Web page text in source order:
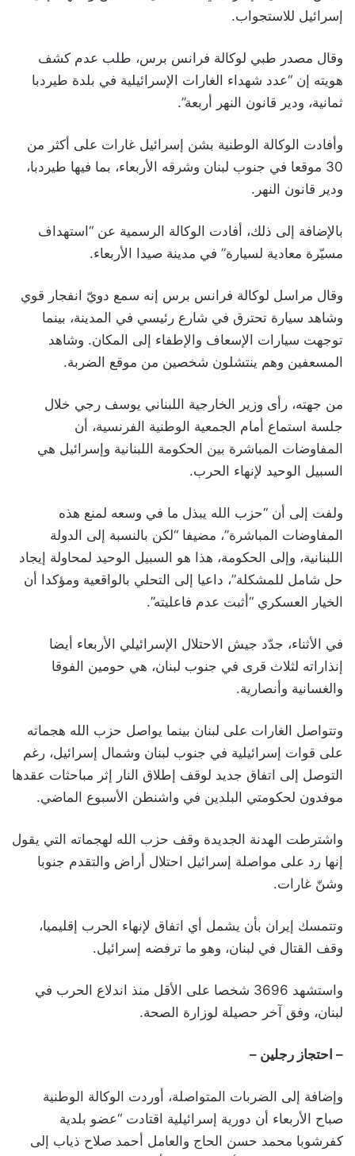
إسرائيل للاستجواب.
وقال مصدر طبي لوكالة فرانس برس، طلب عدم كشف
هويته إن “عدد شهداء الغارات الإسرائيلية في بلدة طيردبا
ثمانية، ودير قانون النهر أربعة”.
وأفادت الوكالة الوطنية بشن إسرائيل غارات على أكثر من
30 موقعا في جنوب لبنان وشرقه الأربعاء، بما فيها طيردبا،
ودير قانون النهر.
بالإضافة إلى ذلك، أفادت الوكالة الرسمية عن “استهداف
مسيّرة معادية لسيارة” في مدينة صيدا الأربعاء.
وقال مراسل لوكالة فرانس برس إنه سمع دويّ انفجار قوي
وشاهد سيارة تحترق في شارع رئيسي في المدينة، بينما
توجهت سيارات الإسعاف والإطفاء إلى المكان. وشاهد
المسعفين وهم ينتشلون شخصين من موقع الضربة.
من جهته، رأى وزير الخارجية اللبناني يوسف رجي خلال
جلسة استماع أمام الجمعية الوطنية الفرنسية، أن
المفاوضات المباشرة بين الحكومة اللبنانية وإسرائيل هي
السبيل الوحيد لإنهاء الحرب.
ولفت إلى أن “حزب الله يبذل ما في وسعه لمنع هذه
المفاوضات المباشرة”، مضيفا “لكن بالنسبة إلى الدولة
اللبنانية، وإلى الحكومة، هذا هو السبيل الوحيد لمحاولة إيجاد
حل شامل للمشكلة”، داعيا إلى التحلي بالواقعية ومؤكدا أن
الخيار العسكري “أثبت عدم فاعليته”.
في الأثناء، جدّد جيش الاحتلال الإسرائيلي الأربعاء أيضا
إنذاراته لثلاث قرى في جنوب لبنان، هي حومين الفوقا
والغسانية وأنصارية.
وتتواصل الغارات على لبنان بينما يواصل حزب الله هجماته
على قوات إسرائيلية في جنوب لبنان وشمال إسرائيل، رغم
التوصل إلى اتفاق جديد لوقف إطلاق النار إثر مباحثات عقدها
موفدون لحكومتي البلدين في واشنطن الأسبوع الماضي.
واشترطت الهدنة الجديدة وقف حزب الله لهجماته التي يقول
إنها رد على مواصلة إسرائيل احتلال أراض والتقدم جنوبا
وشنّ غارات.
وتتمسك إيران بأن يشمل أي اتفاق لإنهاء الحرب إقليميا،
وقف القتال في لبنان، وهو ما ترفضه إسرائيل.
واستشهد 3696 شخصا على الأقل منذ اندلاع الحرب في
لبنان، وفق آخر حصيلة لوزارة الصحة.
– احتجاز رجلين –
وإضافة إلى الضربات المتواصلة، أوردت الوكالة الوطنية
صباح الأربعاء أن دورية إسرائيلية اقتادت “عضو بلدية
كفرشوبا محمد حسن الحاج والعامل أحمد صلاح ذياب إلى